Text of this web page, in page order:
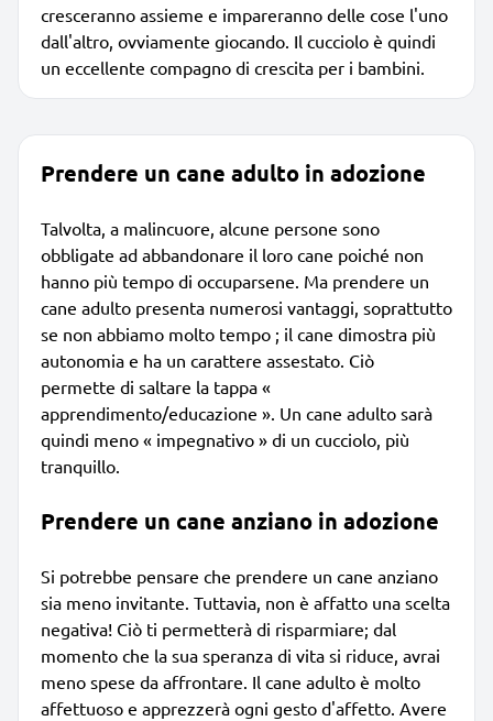
cresceranno assieme e impareranno delle cose l'uno
dall'altro, ovviamente giocando. Il cucciolo è quindi
un eccellente compagno di crescita per i bambini.
Prendere un cane adulto in adozione
Talvolta, a malincuore, alcune persone sono
obbligate ad abbandonare il loro cane poiché non
hanno più tempo di occuparsene. Ma prendere un
cane adulto presenta numerosi vantaggi, soprattutto
se non abbiamo molto tempo ; il cane dimostra più
autonomia e ha un carattere assestato. Ciò
permette di saltare la tappa «
apprendimento/educazione ». Un cane adulto sarà
quindi meno « impegnativo » di un cucciolo, più
tranquillo.
Prendere un cane anziano in adozione
Si potrebbe pensare che prendere un cane anziano
sia meno invitante. Tuttavia, non è affatto una scelta
negativa! Ciò ti permetterà di risparmiare; dal
momento che la sua speranza di vita si riduce, avrai
meno spese da affrontare. Il cane adulto è molto
affettuoso e apprezzerà ogni gesto d'affetto. Avere